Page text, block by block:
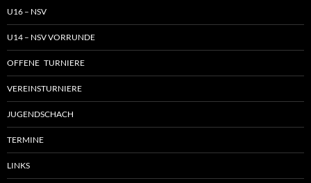
U16 – NSV
U14 – NSV VORRUNDE
OFFENE TURNIERE
VEREINSTURNIERE
JUGENDSCHACH
TERMINE
LINKS